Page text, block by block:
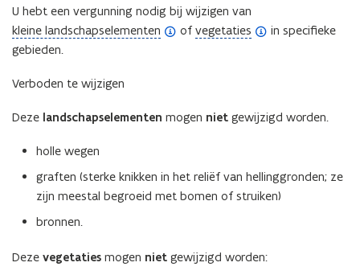
U hebt een vergunning nodig bij wijzigen van
kleine landschapselementen
(
o
e
d
i
ofvegetaties
(
d
i
n
i
in specifieke
gebieden.
Verboden te wijzigen
Deze landschapselementen mogen niet gewijzigd worden.
holle wegen
graften (sterke knikken in het reliëf van hellinggronden; ze
zijn meestal begroeid met bomen of struiken)
bronnen.
Deze vegetaties mogen niet gewijzigd worden: